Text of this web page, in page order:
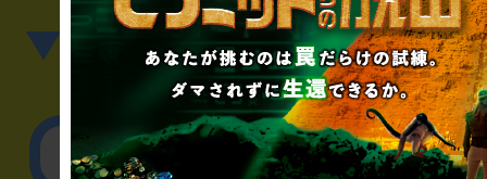
▼英語、中国語でのお問
English／